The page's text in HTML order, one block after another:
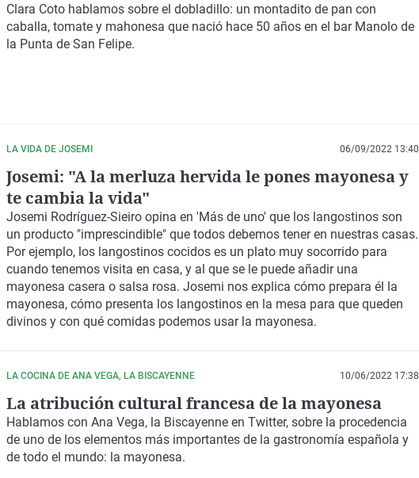
Clara Coto hablamos sobre el dobladillo: un montadito de pan con
caballa, tomate y mahonesa que nació hace 50 años en el bar Manolo de
la Punta de San Felipe.
LA VIDA DE JOSEMI 06/09/2022 13:40
Josemi: "A la merluza hervida le pones mayonesa y
te cambia la vida"
Josemi Rodríguez-Sieiro opina en 'Más de uno' que los langostinos son
un producto "imprescindible" que todos debemos tener en nuestras casas.
Por ejemplo, los langostinos cocidos es un plato muy socorrido para
cuando tenemos visita en casa, y al que se le puede añadir una
mayonesa casera o salsa rosa. Josemi nos explica cómo prepara él la
mayonesa, cómo presenta los langostinos en la mesa para que queden
divinos y con qué comidas podemos usar la mayonesa.
LA COCINA DE ANA VEGA, LA BISCAYENNE 10/06/2022 17:38
La atribución cultural francesa de la mayonesa
Hablamos con Ana Vega, la Biscayenne en Twitter, sobre la procedencia
de uno de los elementos más importantes de la gastronomía española y
de todo el mundo: la mayonesa.